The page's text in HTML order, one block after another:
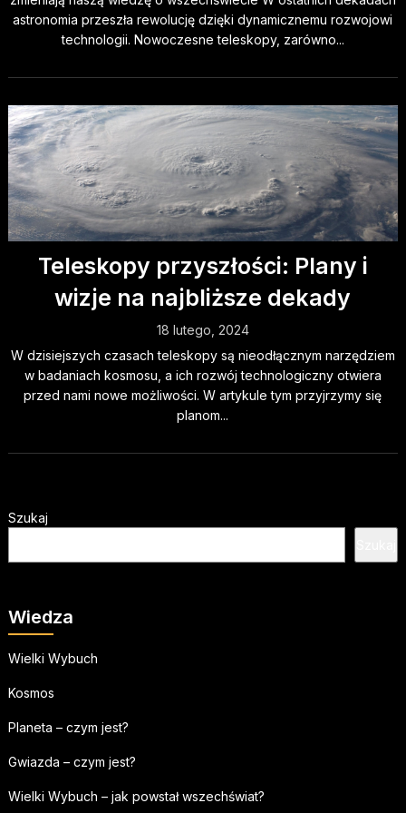
astronomia przeszła rewolucję dzięki dynamicznemu rozwojowi
technologii. Nowoczesne teleskopy, zarówno...
Teleskopy przyszłości: Plany i
wizje na najbliższe dekady
18 lutego, 2024
W dzisiejszych czasach teleskopy są nieodłącznym narzędziem
w badaniach kosmosu, a ich rozwój technologiczny otwiera
przed nami nowe możliwości. W artykule tym przyjrzymy się
planom...
Szukaj
Wiedza
Wielki Wybuch
Kosmos
Planeta – czym jest?
Gwiazda – czym jest?
Wielki Wybuch – jak powstał wszechświat?